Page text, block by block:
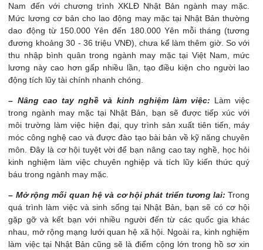
Nam đến với chương trình XKLĐ Nhật Bản ngành may mặc.
Mức lương cơ bản cho lao động may mặc tại Nhật Bản thường
dao động từ 150.000 Yên đến 180.000 Yên mỗi tháng (tương
đương khoảng 30 - 36 triệu VNĐ), chưa kể làm thêm giờ. So với
thu nhập bình quân trong ngành may mặc tại Việt Nam, mức
lương này cao hơn gấp nhiều lần, tạo điều kiện cho người lao
động tích lũy tài chính nhanh chóng.
– Nâng cao tay nghề và kinh nghiệm làm việc: Làm việc
trong ngành may mặc tại Nhật Bản, bạn sẽ được tiếp xúc với
môi trường làm việc hiện đại, quy trình sản xuất tiên tiến, máy
móc công nghệ cao và được đào tạo bài bản về kỹ năng chuyên
môn. Đây là cơ hội tuyệt vời để bạn nâng cao tay nghề, học hỏi
kinh nghiệm làm việc chuyên nghiệp và tích lũy kiến thức quý
báu trong ngành may mặc.
– Mở rộng mối quan hệ và cơ hội phát triển tương lai: Trong
quá trình làm việc và sinh sống tại Nhật Bản, bạn sẽ có cơ hội
gặp gỡ và kết bạn với nhiều người đến từ các quốc gia khác
nhau, mở rộng mạng lưới quan hệ xã hội. Ngoài ra, kinh nghiệm
làm việc tại Nhật Bản cũng sẽ là điểm cộng lớn trong hồ sơ xin